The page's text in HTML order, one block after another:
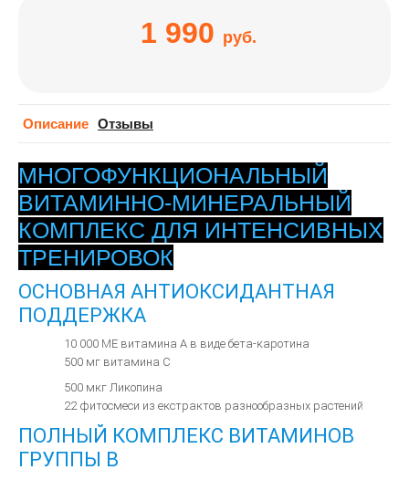
1 990 руб.
Описание Отзывы
МНОГОФУНКЦИОНАЛЬНЫЙ
ВИТАМИННО-МИНЕРАЛЬНЫЙ
КОМПЛЕКС ДЛЯ ИНТЕНСИВНЫХ
ТРЕНИРОВОК
ОСНОВНАЯ АНТИОКСИДАНТНАЯ
ПОДДЕРЖКА
10 000 МЕ витамина А в виде бета-каротина
500 мг витамина С
500 мкг Ликопина
22 фитосмеси из екстрактов разнообразных растений
ПОЛНЫЙ КОМПЛЕКС ВИТАМИНОВ
ГРУППЫ B